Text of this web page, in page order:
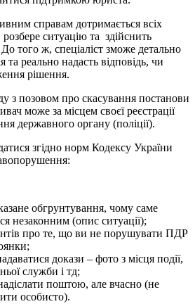
справам дотримається всіх
ситуацію та здійснить
До того ж, спеціаліст зможе детально
та реально надасть відповідь, чи
рішення.
з позовом про скасування постанови
може за місцем своєї реєстрації
державного органу (поліції).
згідно норм Кодексу України
обгрунтування, чому саме
незаконним (опис ситуації);
про те, що ви не порушувати ПДР
докази – фото з місця події,
служби і тд;
поштою, але вчасно (не
особисто).